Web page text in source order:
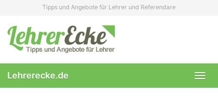
content
Tipps und Angebote für Lehrer und Referendare
Lehrerecke.de